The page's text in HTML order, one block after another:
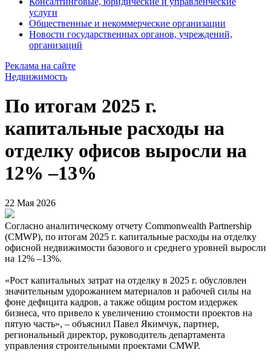
услуги
Общественные и некоммерческие организации
Новости государственных органов, учреждений,
организаций
Реклама на сайте
Недвижимость
По итогам 2025 г.
капитальные расходы на
отделку офисов выросли на
12% –13%
22 Мая 2026
Согласно аналитическому отчету Commonwealth Partnership
(CMWP), по итогам 2025 г. капитальные расходы на отделку
офисной недвижимости базового и среднего уровней выросли
на 12% –13%.
«Рост капитальных затрат на отделку в 2025 г. обусловлен
значительным удорожанием материалов и рабочей силы на
фоне дефицита кадров, а также общим ростом издержек
бизнеса, что привело к увеличению стоимости проектов на
пятую часть», – объяснил Павел Якимчук, партнер,
региональный директор, руководитель департамента
управления строительными проектами CMWP.